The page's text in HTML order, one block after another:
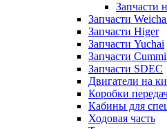
Запчасти
Запчасти
Запчасти Higer
Запчасти Yuchai
Запчасти
Запчасти SDEC
Двигатели на
Коробки
Кабины для
Ходовая часть